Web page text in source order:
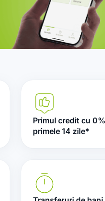
Primul credit cu
primele 14 zile*